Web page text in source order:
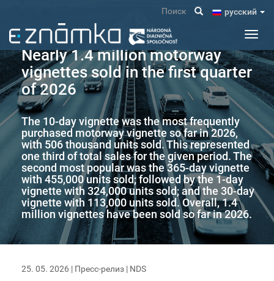
основному
содержанию
pусский
Поиск
Nearly 1.4 million motorway
vignettes sold in the first quarter
of 2026
The 10-day vignette was the most frequently
purchased motorway vignette so far in 2026,
with 506 thousand units sold. This represented
one third of total sales for the given period. The
second most popular was the 365-day vignette
with 455,000 units sold; followed by the 1-day
vignette with 324,000 units sold; and the 30-day
vignette with 113,000 units sold. Overall, 1.4
million vignettes have been sold so far in 2026.
25. 05. 2026 | Пресс-релиз | NDS